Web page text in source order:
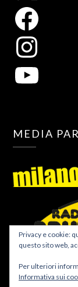
MEDIA
Privacy e cookie:
questo sito web,
Per ulteriori
Informativa sui